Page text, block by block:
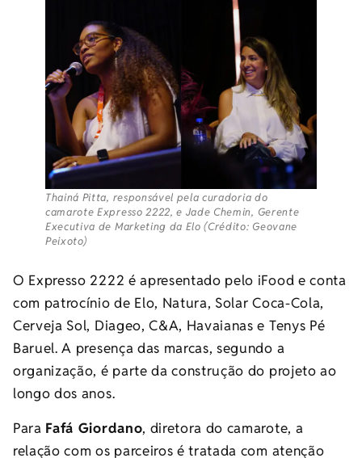
Thainá Pitta, responsável pela curadoria do
camarote Expresso 2222, e Jade Chemin, Gerente
Executiva de Marketing da Elo (Crédito: Geovane
Peixoto)
O Expresso 2222 é apresentado pelo iFood e conta
com patrocínio de Elo, Natura, Solar Coca-Cola,
Cerveja Sol, Diageo, C&A, Havaianas e Tenys Pé
Baruel. A presença das marcas, segundo a
organização, é parte da construção do projeto ao
longo dos anos.
Para Fafá Giordano, diretora do camarote, a
relação com os parceiros é tratada com atenção